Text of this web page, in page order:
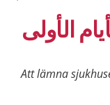
الأولى
Att lämna